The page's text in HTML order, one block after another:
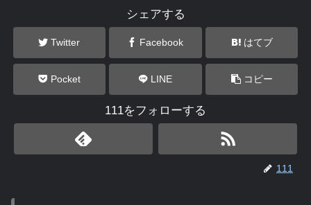
シェアする
Twitter Facebook はてブ
Pocket LINE コピー
111をフォローする
111